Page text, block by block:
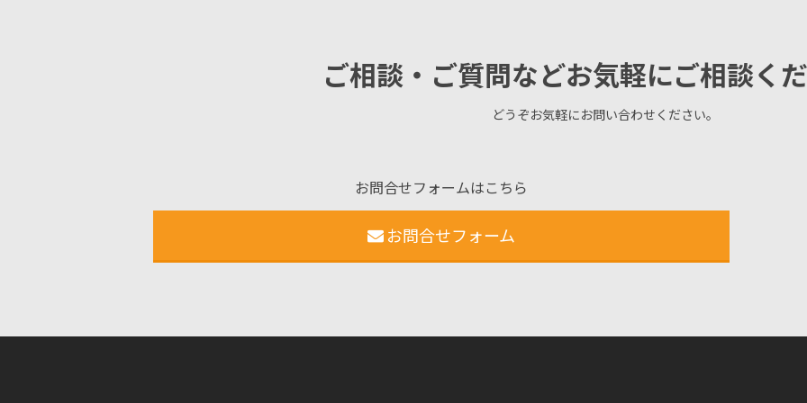
ご相談・ご質問などお気軽にご相談く
どうぞお気軽にお問い合わせください。
お問合せフォームはこちら
お問合せフォーム